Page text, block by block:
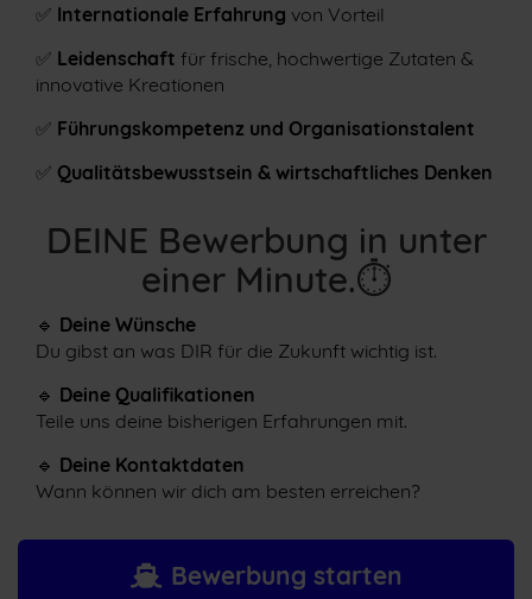
✅ Internationale Erfahrung von Vorteil
✅ Leidenschaft für frische, hochwertige Zutaten &
innovative Kreationen
✅ Führungskompetenz und Organisationstalent
✅ Qualitätsbewusstsein & wirtschaftliches Denken
DEINE Bewerbung in unter
einer Minute.⏱
🔹 Deine Wünsche
Du gibst an was DIR für die Zukunft wichtig ist.
🔹 Deine Qualifikationen
Teile uns deine bisherigen Erfahrungen mit.
🔹 Deine Kontaktdaten
Wann können wir dich am besten erreichen?
Bewerbung starten